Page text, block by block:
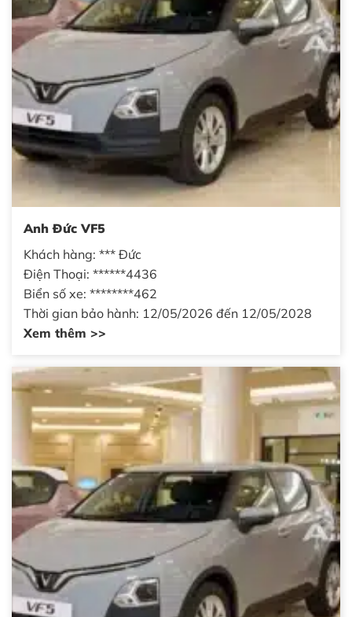
Anh Đức VF5
Khách hàng: *** Đức
Điện Thoại: ******4436
Biển số xe: ********462
Thời gian bảo hành: 12/05/2026 đến 12/05/2028
Xem thêm >>